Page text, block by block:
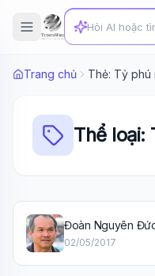
Trang chủ Thẻ: Tỷ phú
Thể loại:
Đoàn Nguyên
02/05/2017
🤖